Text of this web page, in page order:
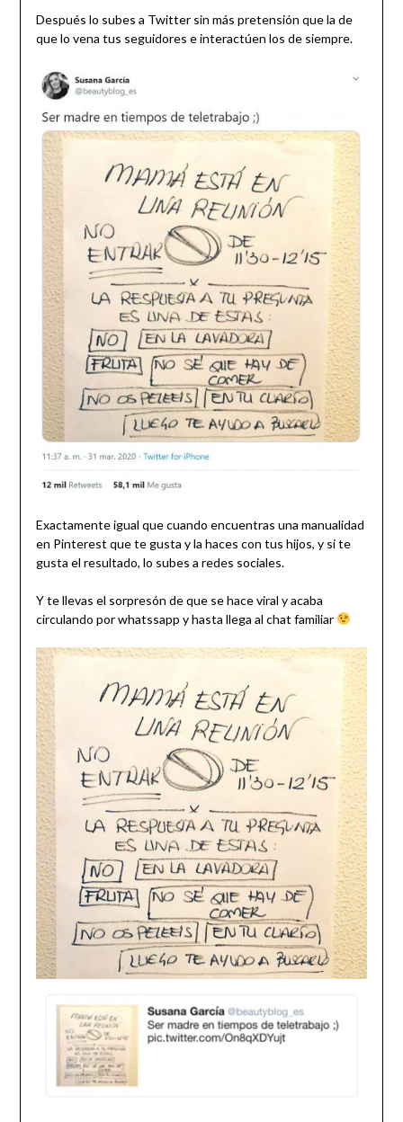
Después lo subes a Twitter sin más pretensión que la de
que lo vena tus seguidores e interactúen los de siempre.
Exactamente igual que cuando encuentras una manualidad
en Pinterest que te gusta y la haces con tus hijos, y si te
gusta el resultado, lo subes a redes sociales.
Y te llevas el sorpresón de que se hace viral y acaba
circulando por whatssapp y hasta llega al chat familiar